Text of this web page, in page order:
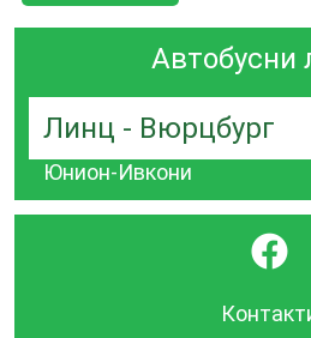
Автобусни
Линц - Вюрцбург
Юнион-Ивкони
}